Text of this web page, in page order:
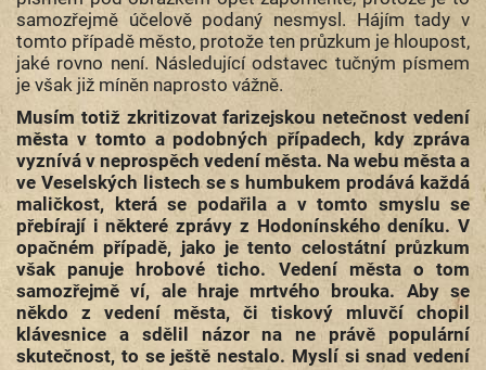
samozřejmě účelově podaný nesmysl. Hájím tady v
tomto případě město, protože ten průzkum je hloupost,
jaké rovno není. Následující odstavec tučným písmem
je však již míněn naprosto vážně.
Musím totiž zkritizovat farizejskou netečnost vedení
města v tomto a podobných případech, kdy zpráva
vyznívá v neprospěch vedení města. Na webu města a
ve Veselských listech se s humbukem prodává každá
maličkost, která se podařila a v tomto smyslu se
přebírají i některé zprávy z Hodonínského deníku. V
opačném případě, jako je tento celostátní průzkum
však panuje hrobové ticho. Vedení města o tom
samozřejmě ví, ale hraje mrtvého brouka. Aby se
někdo z vedení města, či tiskový mluvčí chopil
klávesnice a sdělil názor na ne právě populární
skutečnost, to se ještě nestalo. Myslí si snad vedení